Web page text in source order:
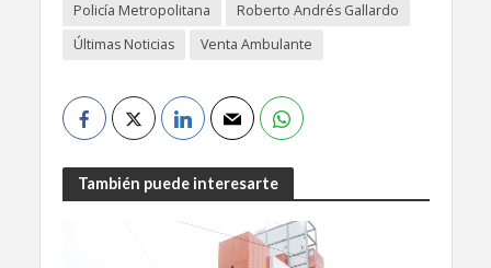
Policía Metropolitana
Roberto Andrés Gallardo
Últimas Noticias
Venta Ambulante
También puede interesarte